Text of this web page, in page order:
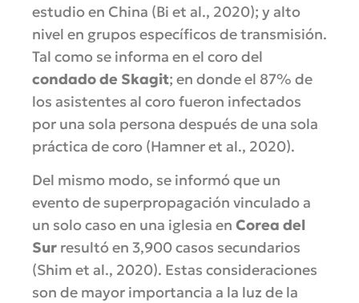
estudio en China (Bi et al., 2020); y alto
nivel en grupos específicos de transmisión.
Tal como se informa en el coro del
condado de Skagit; en donde el 87% de
los asistentes al coro fueron infectados
por una sola persona después de una sola
práctica de coro (Hamner et al., 2020).
Del mismo modo, se informó que un
evento de superpropagación vinculado a
un solo caso en una iglesia en Corea del
Sur resultó en 3,900 casos secundarios
(Shim et al., 2020). Estas consideraciones
son de mayor importancia a la luz de la